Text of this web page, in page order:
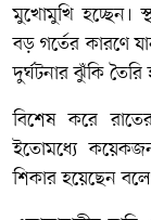
মুখোমুখি হচ্ছেন।
বড় গর্তের কারণে
দুর্ঘটনার ঝুঁকি তৈরি
বিশেষ করে
ইতোমধ্যে
শিকার হয়েছেন